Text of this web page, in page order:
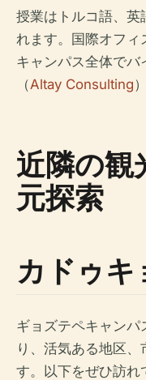
授業はトルコ語、英
れます。国際オフィ
キャンパス全体でバ
（Altay Consulting
近隣の観
元探索
カドゥキ
ギョズテペキャン
り、活気ある地区
す。以下をぜひ訪れ